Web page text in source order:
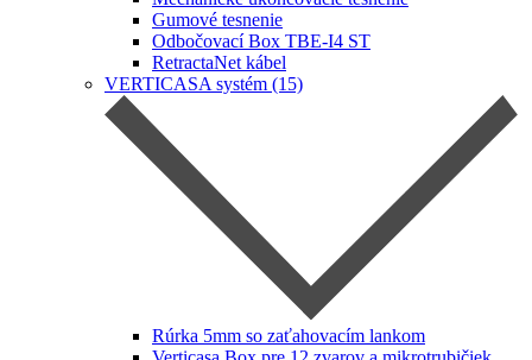
Gumové tesnenie
Odbočovací Box TBE-I4 ST
RetractaNet kábel
VERTICASA systém (15)
Rúrka 5mm so zaťahovacím lankom